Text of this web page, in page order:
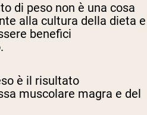
di peso non è una cosa
alla cultura della dieta e
benefici
è il risultato
muscolare magra e del